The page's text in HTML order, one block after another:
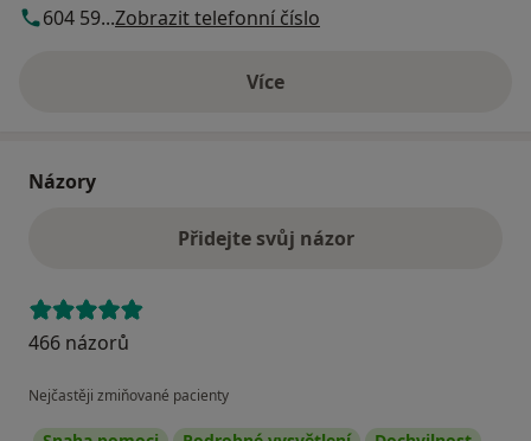
604 59...Zobrazit telefonní číslo
Víceo adrese
Názory
Přidejte svůj názor
466 názorů
Nejčastěji zmiňované pacienty